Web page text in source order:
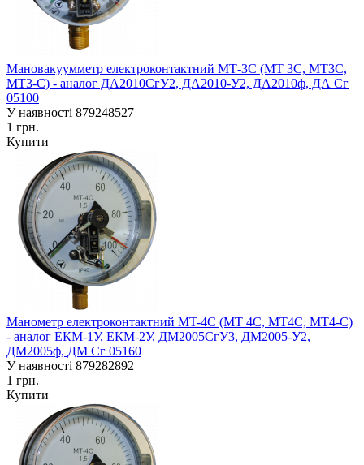
Мановакуумметр електроконтактний МТ-3С (МТ 3С, МТ3С,
МТ3-С) - аналог ДА2010СгУ2, ДА2010-У2, ДА2010ф, ДА Сг
05100
У наявності 879248527
1 грн.
Купити
Манометр електроконтактний MT-4C (MT 4C, MT4C, MT4-С)
- аналог ЕКM-1У, ЕКM-2У, ДМ2005СгУ3, ДМ2005-У2,
ДМ2005ф, ДМ Сг 05160
У наявності 879282892
1 грн.
Купити